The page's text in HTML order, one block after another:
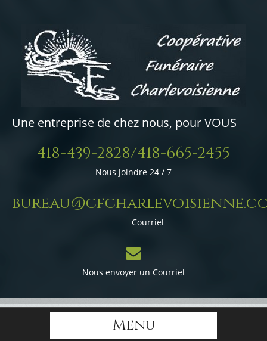
Une entreprise de chez nous, pour VOUS
418-439-2828/418-665-2455
Nous joindre 24 / 7
Courriel
Nous envoyer un Courriel
Menu